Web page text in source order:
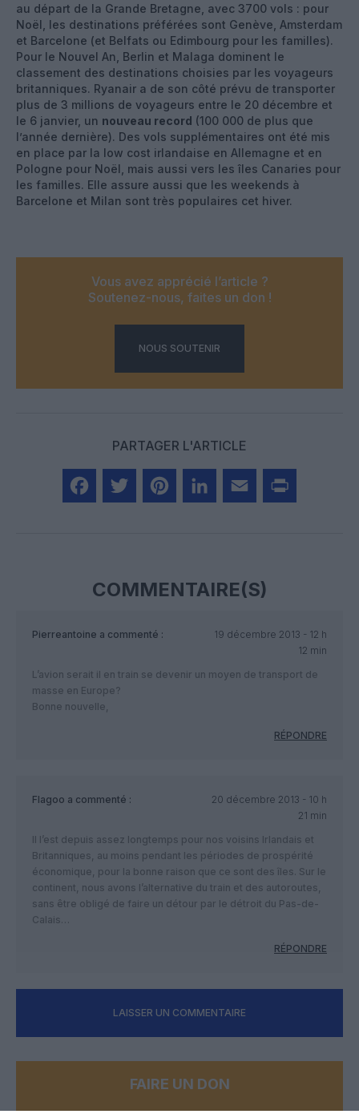
au départ de la Grande Bretagne, avec 3700 vols : pour
Noël, les destinations préférées sont Genève, Amsterdam
et Barcelone (et Belfats ou Edimbourg pour les familles).
Pour le Nouvel An, Berlin et Malaga dominent le
classement des destinations choisies par les voyageurs
britanniques. Ryanair a de son côté prévu de transporter
plus de 3 millions de voyageurs entre le 20 décembre et
le 6 janvier, un nouveau record (100 000 de plus que
l’année dernière). Des vols supplémentaires ont été mis
en place par la low cost irlandaise en Allemagne et en
Pologne pour Noël, mais aussi vers les îles Canaries pour
les familles. Elle assure aussi que les weekends à
Barcelone et Milan sont très populaires cet hiver.
Vous avez apprécié l’article ?
Soutenez-nous, faites un don !
NOUS SOUTENIR
PARTAGER L'ARTICLE
COMMENTAIRE(S)
Pierreantoine a commenté :
19 décembre 2013 - 12 h
12 min
L’avion serait il en train se devenir un moyen de transport de
masse en Europe?
Bonne nouvelle,
RÉPONDRE
Flagoo a commenté :
20 décembre 2013 - 10 h
21 min
Il l’est depuis assez longtemps pour nos voisins Irlandais et
Britanniques, au moins pendant les périodes de prospérité
économique, pour la bonne raison que ce sont des îles. Sur le
continent, nous avons l’alternative du train et des autoroutes,
sans être obligé de faire un détour par le détroit du Pas-de-
Calais…
RÉPONDRE
LAISSER UN COMMENTAIRE
FAIRE UN DON